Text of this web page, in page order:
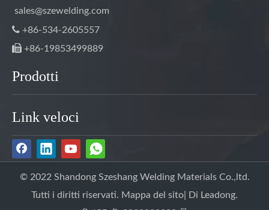
sales@szewelding.com
 +86-534-2605557
 +86-19853499889
Prodotti
Link veloci
© 2022 Shandong Szeshang Welding Materials Co.,ltd.
Tutti i diritti riservati. Mappa del sito | Di Leadong.